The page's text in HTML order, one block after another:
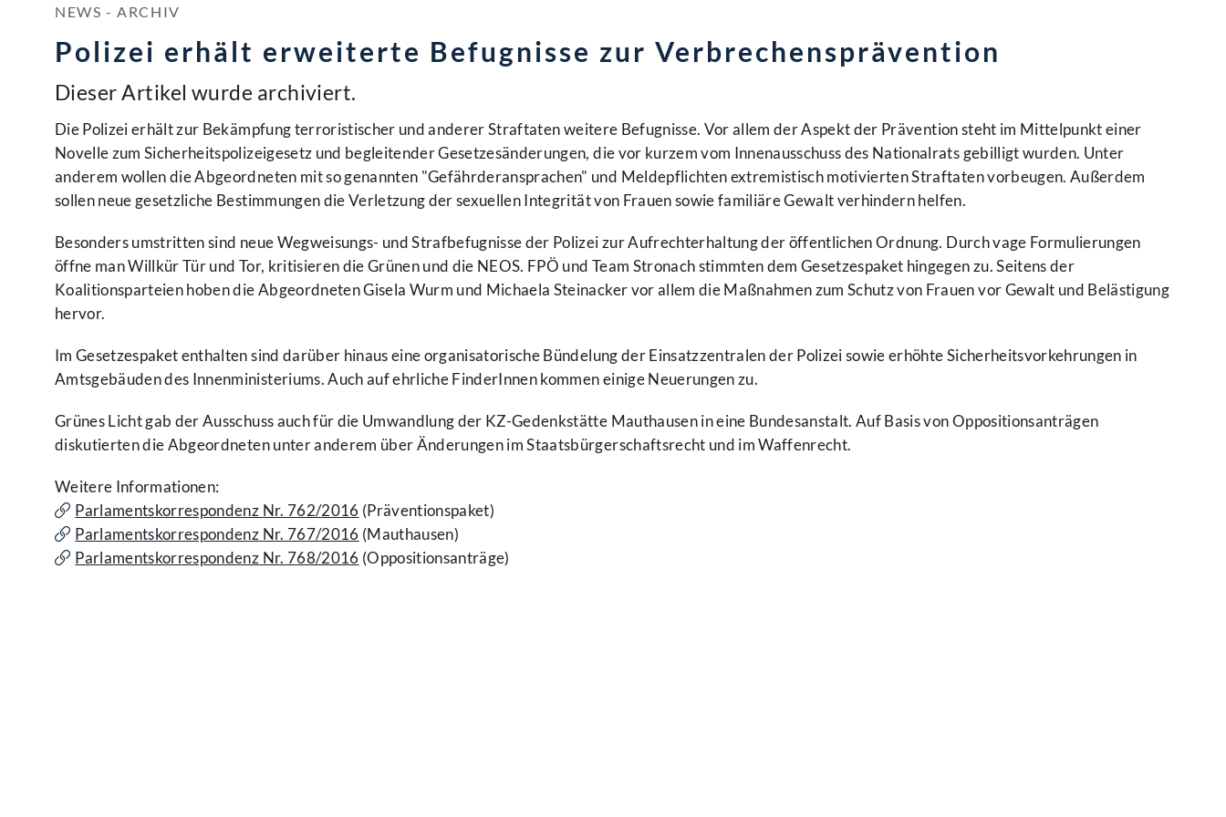
NEWS - ARCHIV
Polizei erhält erweiterte Befugnisse zur Verbrechensprävention
Dieser Artikel wurde archiviert.
Die Polizei erhält zur Bekämpfung terroristischer und anderer Straftaten weitere Befugnisse. Vor allem der Aspekt der Prävention steht im Mittelpunkt einer
Novelle zum Sicherheitspolizeigesetz und begleitender Gesetzesänderungen, die vor kurzem vom Innenausschuss des Nationalrats gebilligt wurden. Unter
anderem wollen die Abgeordneten mit so genannten "Gefährderansprachen" und Meldepflichten extremistisch motivierten Straftaten vorbeugen. Außerdem
sollen neue gesetzliche Bestimmungen die Verletzung der sexuellen Integrität von Frauen sowie familiäre Gewalt verhindern helfen.
Besonders umstritten sind neue Wegweisungs- und Strafbefugnisse der Polizei zur Aufrechterhaltung der öffentlichen Ordnung. Durch vage Formulierungen
öffne man Willkür Tür und Tor, kritisieren die Grünen und die NEOS. FPÖ und Team Stronach stimmten dem Gesetzespaket hingegen zu. Seitens der
Koalitionsparteien hoben die Abgeordneten Gisela Wurm und Michaela Steinacker vor allem die Maßnahmen zum Schutz von Frauen vor Gewalt und Belästigung
hervor.
Im Gesetzespaket enthalten sind darüber hinaus eine organisatorische Bündelung der Einsatzzentralen der Polizei sowie erhöhte Sicherheitsvorkehrungen in
Amtsgebäuden des Innenministeriums. Auch auf ehrliche FinderInnen kommen einige Neuerungen zu.
Grünes Licht gab der Ausschuss auch für die Umwandlung der KZ-Gedenkstätte Mauthausen in eine Bundesanstalt. Auf Basis von Oppositionsanträgen
diskutierten die Abgeordneten unter anderem über Änderungen im Staatsbürgerschaftsrecht und im Waffenrecht.
Weitere Informationen:
Parlamentskorrespondenz Nr. 762/2016 (Präventionspaket)
Parlamentskorrespondenz Nr. 767/2016 (Mauthausen)
Parlamentskorrespondenz Nr. 768/2016 (Oppositionsanträge)